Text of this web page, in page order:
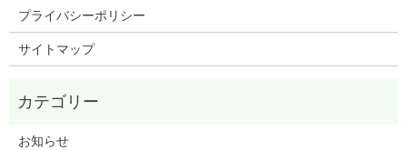
プライバシーポリシー
サイトマップ
お知らせ